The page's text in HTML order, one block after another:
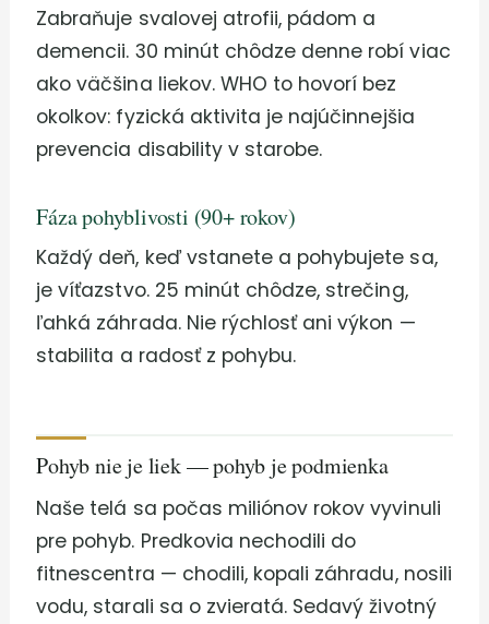
Zabraňuje svalovej atrofii, pádom a
demencii. 30 minút chôdze denne robí viac
ako väčšina liekov. WHO to hovorí bez
okolkov: fyzická aktivita je najúčinnejšia
prevencia disability v starobe.
Fáza pohyblivosti (90+ rokov)
Každý deň, keď vstanete a pohybujete sa,
je víťazstvo. 25 minút chôdze, strečing,
ľahká záhrada. Nie rýchlosť ani výkon —
stabilita a radosť z pohybu.
Pohyb nie je liek — pohyb je podmienka
Naše telá sa počas miliónov rokov vyvinuli
pre pohyb. Predkovia nechodili do
fitnescentra — chodili, kopali záhradu, nosili
vodu, starali sa o zvieratá. Sedavý životný